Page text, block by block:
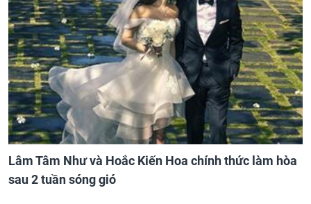
Lâm Tâm Như và Hoắc Kiến Hoa chính thức làm hòa
sau 2 tuần sóng gió